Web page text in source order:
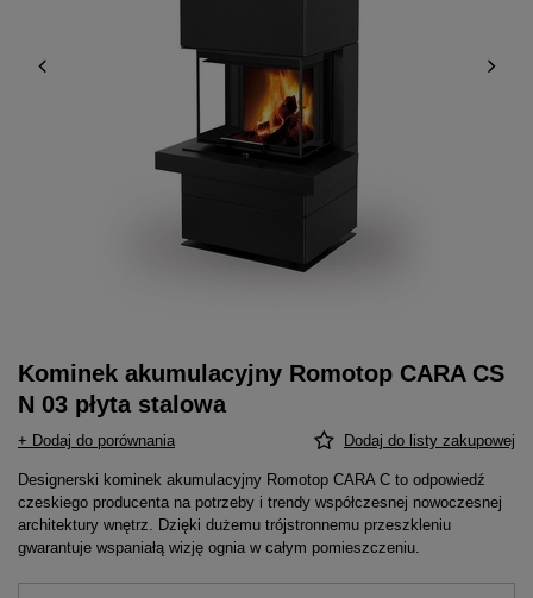
Kominek akumulacyjny Romotop CARA CS
N 03 płyta stalowa
+ Dodaj do porównania Dodaj do listy zakupowej
Designerski kominek akumulacyjny Romotop CARA C to odpowiedź
czeskiego producenta na potrzeby i trendy współczesnej nowoczesnej
architektury wnętrz. Dzięki dużemu trójstronnemu przeszkleniu
gwarantuje wspaniałą wizję ognia w całym pomieszczeniu.